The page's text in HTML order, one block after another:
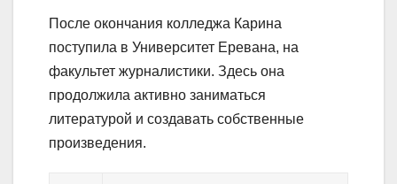
После окончания колледжа Карина
поступила в Университет Еревана, на
факультет журналистики. Здесь она
продолжила активно заниматься
литературой и создавать собственные
произведения.